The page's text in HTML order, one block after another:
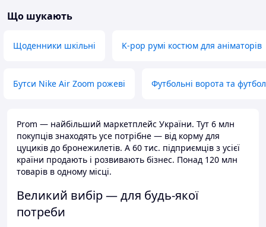
харчування
Що шукають
Щоденники шкільні K-pop румі костюм для аніматорів
Бутси Nike Air Zoom рожеві Футбольні ворота та
Prom — найбільший маркетплейс України. Тут 6 млн
покупців знаходять усе потрібне — від корму для
цуциків до бронежилетів. А 60 тис. підприємців з усієї
країни продають і розвивають бізнес. Понад 120 млн
товарів в одному місці.
Великий вибір — для будь-якої
потреби